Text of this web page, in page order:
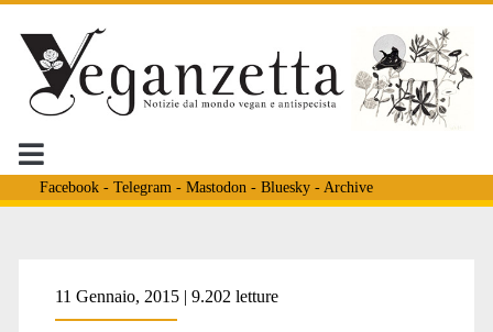
Facebook- Telegram - Mastodon - Bluesky- Archive
Tag:
11 Gennaio, 2015 | 9.202 letture